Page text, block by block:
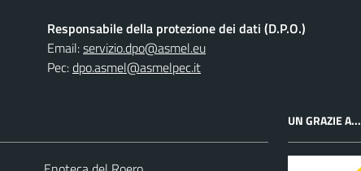
Responsabile della protezione dei dati (D.P.O.)
Email:servizio.dpo@asmel.eu
Pec:dpo.asmel@asmelpec.it
UN GRAZIE A...